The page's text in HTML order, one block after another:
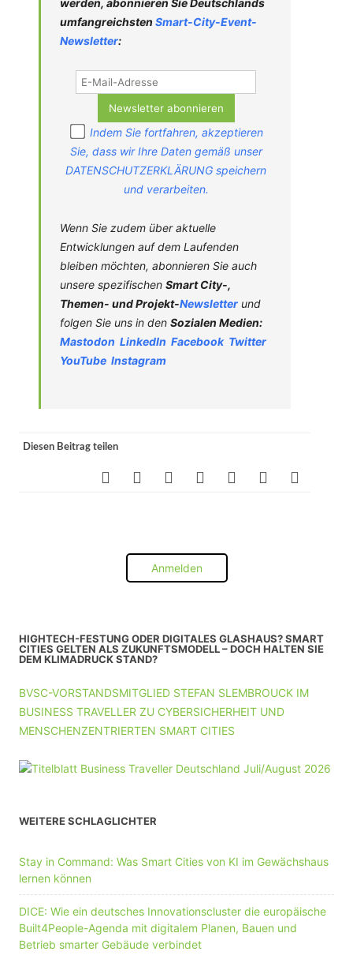
werden, abonnieren Sie Deutschlands
umfangreichsten Smart-City-Event-
Newsletter:
Indem Sie fortfahren, akzeptieren
Sie, dass wir Ihre Daten gemäß unser
DATENSCHUTZERKLÄRUNG speichern
und verarbeiten.
Wenn Sie zudem über aktuelle
Entwicklungen auf dem Laufenden
bleiben möchten, abonnieren Sie auch
unsere spezifischen Smart City-,
Themen- und Projekt-Newsletter und
folgen Sie uns in den Sozialen Medien:
Mastodon LinkedIn Facebook Twitter
YouTube Instagram
Diesen Beitrag teilen
Anmelden
HIGHTECH-FESTUNG ODER DIGITALES GLASHAUS? SMART
CITIES GELTEN ALS ZUKUNFTSMODELL – DOCH HALTEN SIE
DEM KLIMADRUCK STAND?
BVSC-VORSTANDSMITGLIED STEFAN SLEMBROUCK IM
BUSINESS TRAVELLER ZU CYBERSICHERHEIT UND
MENSCHENZENTRIERTEN SMART CITIES
WEITERE SCHLAGLICHTER
Stay in Command: Was Smart Cities von KI im Gewächshaus
lernen können
DICE: Wie ein deutsches Innovationscluster die europäische
Built4People-Agenda mit digitalem Planen, Bauen und
Betrieb smarter Gebäude verbindet